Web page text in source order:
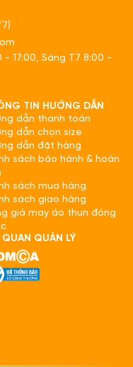
17:00, Sáng T7 8:00 -
TIN HƯỚNG DẪN
dẫn thanh toán
dẫn chọn size
dẫn đặt hàng
sách bảo hành & hoàn
sách mua hàng
sách giao hàng
giá may áo thun đồng
QUẢN LÝ